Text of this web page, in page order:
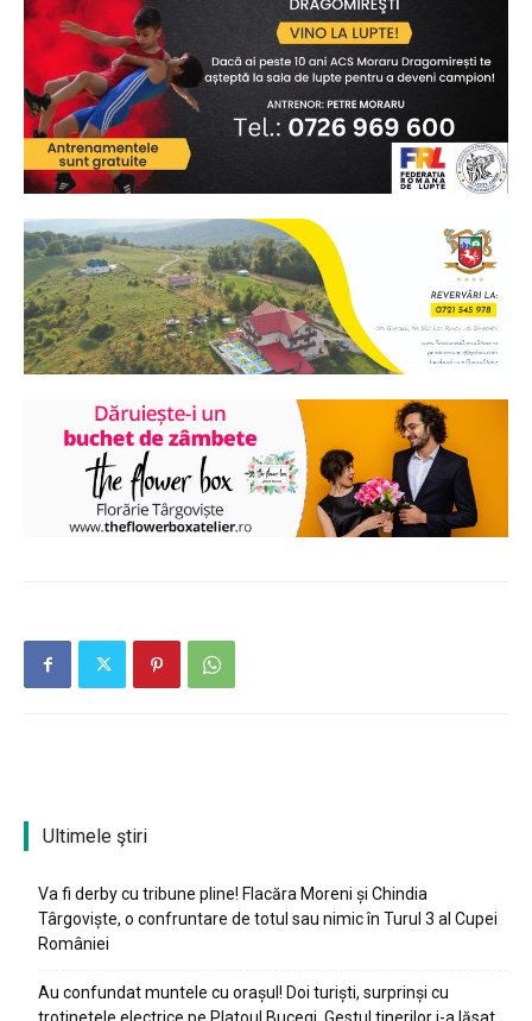
Ultimele ştiri
Va fi derby cu tribune pline! Flacăra Moreni și Chindia
Târgoviște, o confruntare de totul sau nimic în Turul 3 al Cupei
României
Au confundat muntele cu orașul! Doi turiști, surprinși cu